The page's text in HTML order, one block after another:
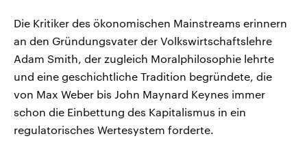
Die Kritiker des ökonomischen Mainstreams erinnern
an den Gründungsvater der Volkswirtschaftslehre
Adam Smith, der zugleich Moralphilosophie lehrte
und eine geschichtliche Tradition begründete, die
von Max Weber bis John Maynard Keynes immer
schon die Einbettung des Kapitalismus in ein
regulatorisches Wertesystem forderte.